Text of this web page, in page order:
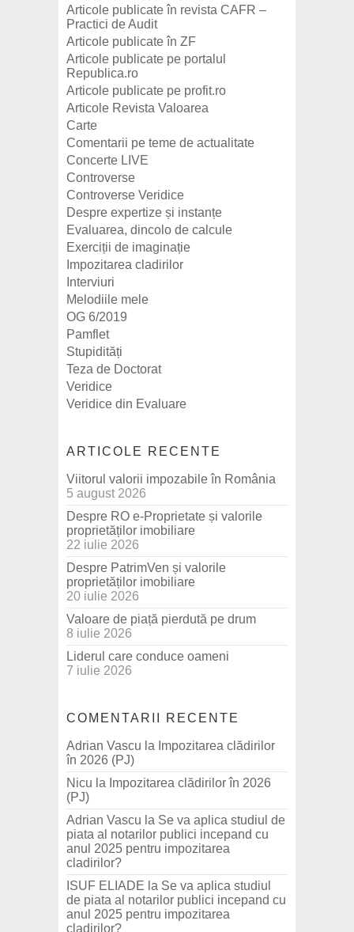
Articole publicate în revista CAFR –
Practici de Audit
Articole publicate în ZF
Articole publicate pe portalul
Republica.ro
Articole publicate pe profit.ro
Articole Revista Valoarea
Carte
Comentarii pe teme de actualitate
Concerte LIVE
Controverse
Controverse Veridice
Despre expertize și instanțe
Evaluarea, dincolo de calcule
Exerciții de imaginație
Impozitarea cladirilor
Interviuri
Melodiile mele
OG 6/2019
Pamflet
Stupidități
Teza de Doctorat
Veridice
Veridice din Evaluare
ARTICOLE RECENTE
Viitorul valorii impozabile în România
5 august 2026
Despre RO e-Proprietate și valorile
proprietăților imobiliare
22 iulie 2026
Despre PatrimVen și valorile
proprietăților imobiliare
20 iulie 2026
Valoare de piață pierdută pe drum
8 iulie 2026
Liderul care conduce oameni
7 iulie 2026
COMENTARII RECENTE
Adrian Vascu la Impozitarea clădirilor
în 2026 (PJ)
Nicu la Impozitarea clădirilor în 2026
(PJ)
Adrian Vascu la Se va aplica studiul de
piata al notarilor publici incepand cu
anul 2025 pentru impozitarea
cladirilor?
ISUF ELIADE la Se va aplica studiul
de piata al notarilor publici incepand cu
anul 2025 pentru impozitarea
cladirilor?